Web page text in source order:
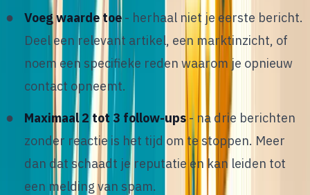
Voeg waarde toe - herhaal niet je eerste bericht.
Deel een relevant artikel, een marktinzicht, of
noem een specifieke reden waarom je opnieuw
contact opneemt.
Maximaal 2 tot 3 follow-ups- na drie berichten
zonder reactie is het tijd om te stoppen. Meer
dan dat schaadt je reputatie en kan leiden tot
een melding van spam.